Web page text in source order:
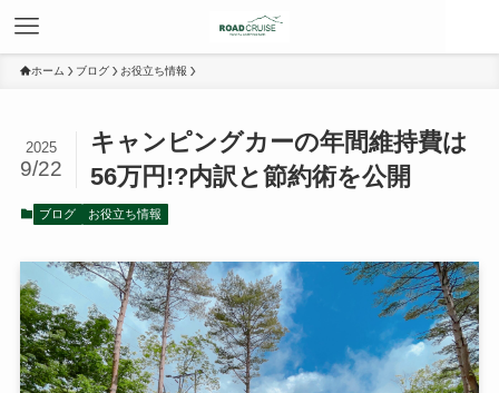
ホーム ブログ お役立ち情報
キャンピングカーの年間維持費は
56万円!?内訳と節約術を公開
2025
9/22
ブログ お役立ち情報